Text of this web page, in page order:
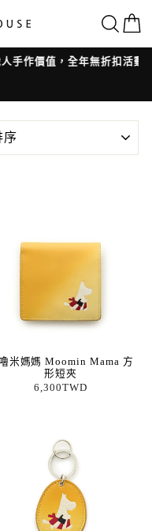
搜尋
價值，全年無折扣活動
米媽媽 Moomin Mama 方
形短夾
6,300TWD